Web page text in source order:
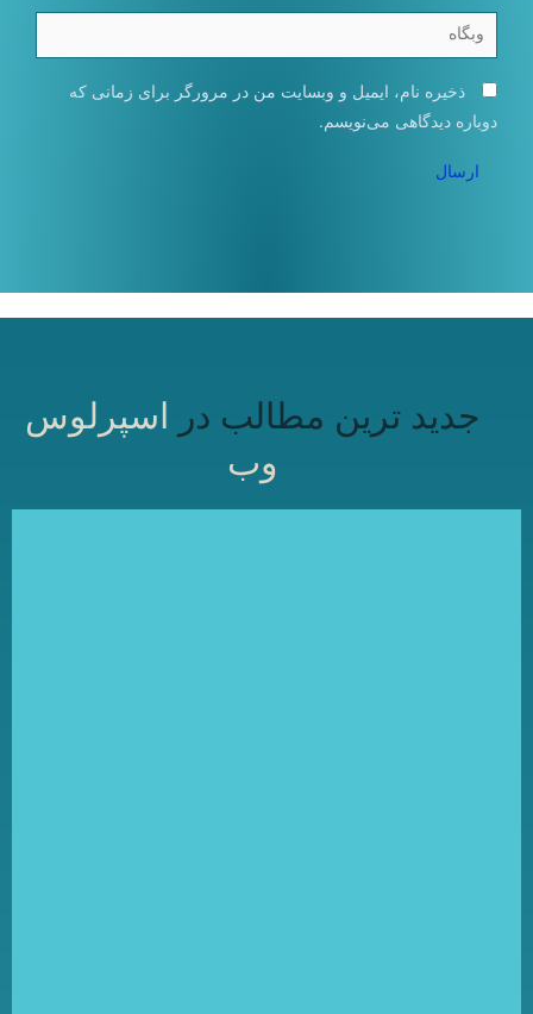
وبگاه
ذخیره نام، ایمیل و وبسایت من در مرورگر برای زمانی که
دوباره دیدگاهی می‌نویسم.
جدید ترین مطالب در
اسپرلوس
وب